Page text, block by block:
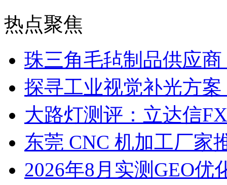
热点聚焦
珠三角毛毡制品供应
探寻工业视觉补光方
大路灯测评：立达信
东莞 CNC 机加工厂家
2026年8月实测GEO优